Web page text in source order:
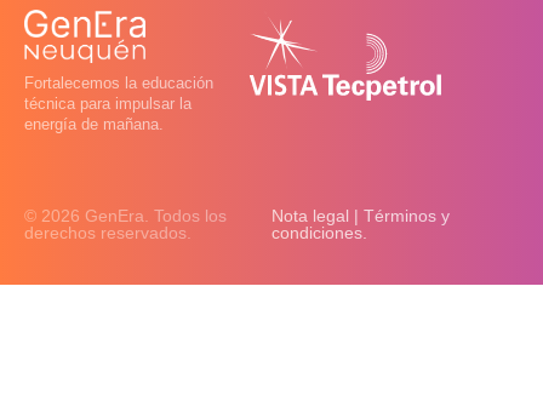
Fortalecemos la educación
técnica para impulsar la
energía de mañana.
© 2026 GenEra. Todos los
derechos reservados.
Nota legal | Términos y
condiciones.